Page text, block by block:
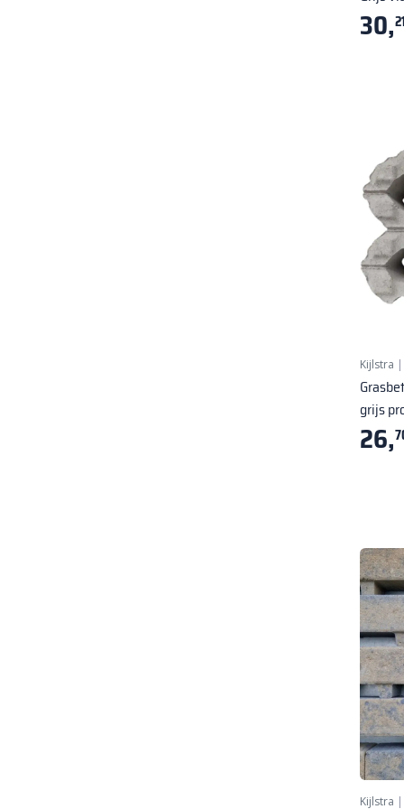
30,21
Kijlstra |
grijs
26,
Kijlstra |